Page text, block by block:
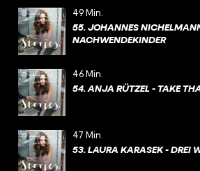
49 Min.
55. JOHANNES
NACHWENDEKINDER
46 Min.
54. ANJA RÜTZEL - TAKE
47 Min.
53. LAURA KARASEK - DREI